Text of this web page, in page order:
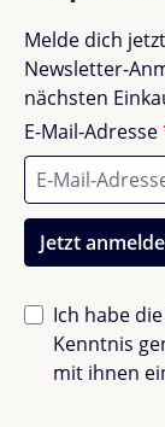
Ordnung und
Bedürfnissen!
Bewerte
Teile deine
Melde dich
Newsletter-
nächsten
E-Mail-Adresse
Jetzt
Ich habe die
Kenntnis
mit ihnen